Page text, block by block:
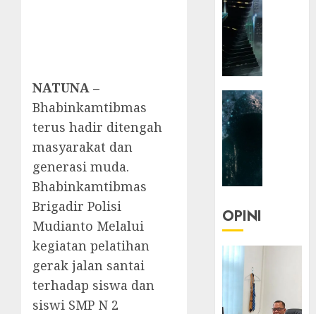
NATUNA –
Bhabinkamtibmas
terus hadir ditengah
masyarakat dan
generasi muda.
Bhabinkamtibmas
Brigadir Polisi
Mudianto Melalui
kegiatan pelatihan
gerak jalan santai
terhadap siswa dan
siswi SMP N 2
OPINI